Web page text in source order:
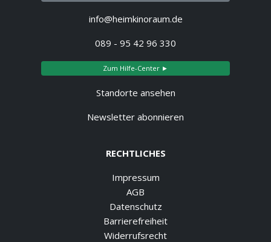
info@heimkinoraum.de
089 - 95 42 96 330
Zum Hilfe-Center ►
Standorte ansehen
Newsletter abonnieren
RECHTLICHES
Impressum
AGB
Datenschutz
Barrierefreiheit
Widerrufsrecht